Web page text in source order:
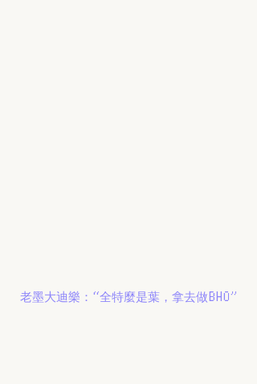
老墨大迪樂：“全特麼是葉，拿去做BHO”